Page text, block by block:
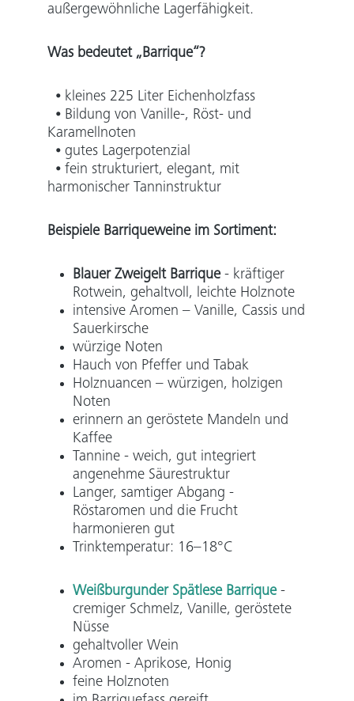
außergewöhnliche Lagerfähigkeit.
Was bedeutet „Barrique“?
⦁ kleines 225 Liter Eichenholzfass
⦁ Bildung von Vanille-, Röst- und
Karamellnoten
⦁ gutes Lagerpotenzial
⦁ fein strukturiert, elegant, mit
harmonischer Tanninstruktur
Beispiele Barriqueweine im Sortiment:
Blauer Zweigelt Barrique - kräftiger
Rotwein, gehaltvoll, leichte Holznote
intensive Aromen – Vanille, Cassis und
Sauerkirsche
würzige Noten
Hauch von Pfeffer und Tabak
Holznuancen – würzigen, holzigen
Noten
erinnern an geröstete Mandeln und
Kaffee
Tannine - weich, gut integriert
angenehme Säurestruktur
Langer, samtiger Abgang -
Röstaromen und die Frucht
harmonieren gut
Trinktemperatur: 16–18°C
Weißburgunder Spätlese Barrique-
cremiger Schmelz, Vanille, geröstete
Nüsse
gehaltvoller Wein
Aromen - Aprikose, Honig
feine Holznoten